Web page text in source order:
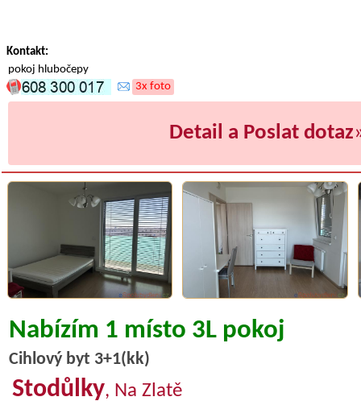
Kontakt:
pokoj hlubočepy
3x foto
Detail a Poslat dotaz
Nabízím 1 místo 3L pokoj
Cihlový byt 3+1(kk)
Stodůlky, Na Zlatě